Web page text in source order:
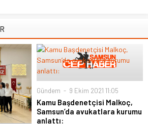
Gündem 9 Ekim 2021 11:05
Kamu Başdenetçisi Malkoç,
Samsun’da avukatlara kurumu
anlattı: